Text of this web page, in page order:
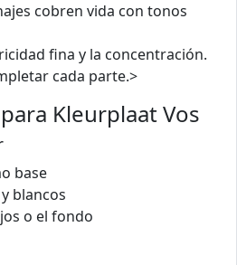
cobren vida con tonos
fina y la concentración.
cada parte.>
Kleurplaat Vos
base
blancos
o el fondo